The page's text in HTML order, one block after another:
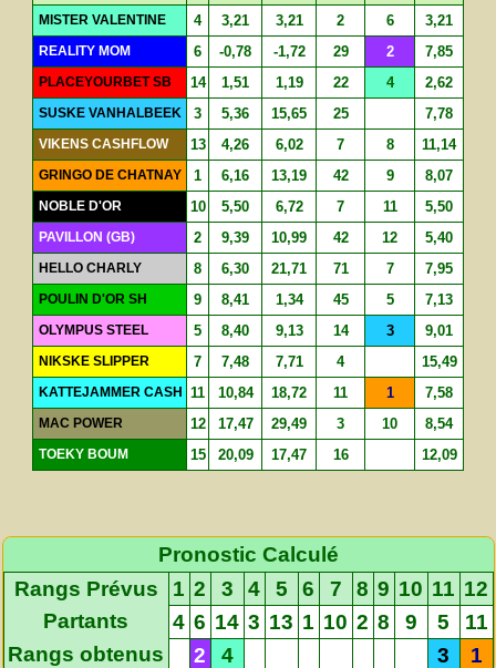
MISTER VALENTINE 4 3,21 3,21 2 6 3,21
REALITY MOM 6 -0,78 -1,72 29 2 7,85
PLACEYOURBET SB 14 1,51 1,19 22 4 2,62
SUSKE VANHALBEEK 3 5,36 15,65 25 7,78
VIKENS CASHFLOW 13 4,26 6,02 7 8 11,14
GRINGO DE CHATNAY 1 6,16 13,19 42 9 8,07
NOBLE D'OR 10 5,50 6,72 7 11 5,50
PAVILLON (GB) 2 9,39 10,99 42 12 5,40
HELLO CHARLY 8 6,30 21,71 71 7 7,95
POULIN D'OR SH 9 8,41 1,34 45 5 7,13
OLYMPUS STEEL 5 8,40 9,13 14 3 9,01
NIKSKE SLIPPER 7 7,48 7,71 4 15,49
KATTEJAMMER CASH 11 10,84 18,72 11 1 7,58
MAC POWER 12 17,47 29,49 3 10 8,54
TOEKY BOUM 15 20,09 17,47 16 12,09
Pronostic Calculé
Rangs Prévus
1 2 3 4 5 6 7 8 9 10 11 12
Partants
4 6 14 3 13 1 10 2 8 9 5
11
Rangs obtenus
2 4 3 1